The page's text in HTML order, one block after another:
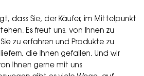
dass Sie, der Käufer, im Mittelpunkt
Es freut uns, von Ihnen zu
zu erfahren und Produkte zu
die Ihnen gefallen. Und wir
Ihnen gerne mit uns